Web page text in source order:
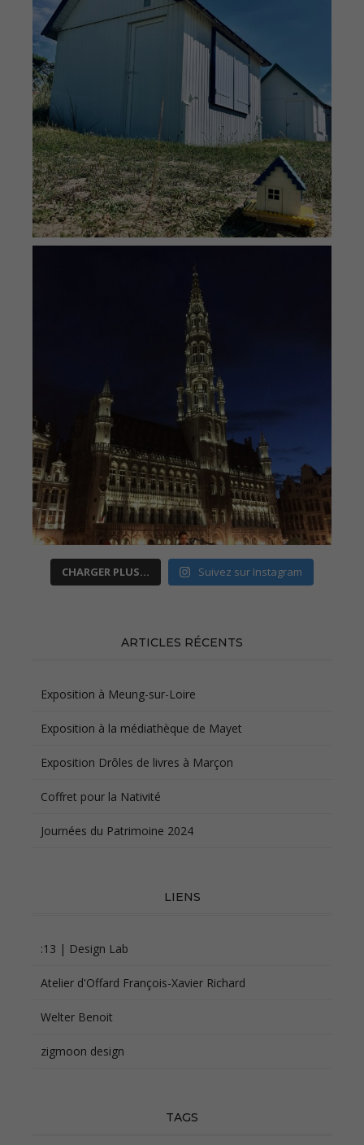
CHARGER PLUS… Suivez sur Instagram
ARTICLES RÉCENTS
Exposition à Meung-sur-Loire
Exposition à la médiathèque de Mayet
Exposition Drôles de livres à Marçon
Coffret pour la Nativité
Journées du Patrimoine 2024
LIENS
:13 | Design Lab
Atelier d'Offard François-Xavier Richard
Welter Benoit
zigmoon design
TAGS